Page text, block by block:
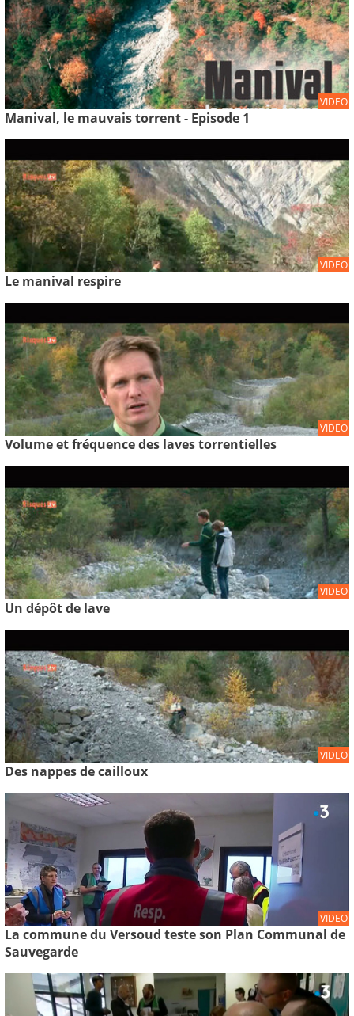
VIDEO
Manival, le mauvais torrent - Episode 1
VIDEO
Le manival respire
VIDEO
Volume et fréquence des laves torrentielles
VIDEO
Un dépôt de lave
VIDEO
Des nappes de cailloux
VIDEO
La commune du Versoud teste son Plan Communal de
Sauvegarde